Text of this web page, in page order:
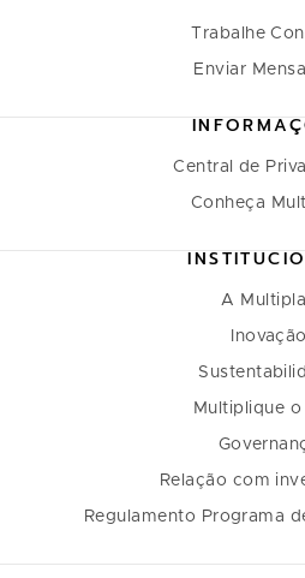
Trabalhe
Enviar
Central de
Conheça
A
Inovação
Multiplique o
Relação com
Regulamento Programa